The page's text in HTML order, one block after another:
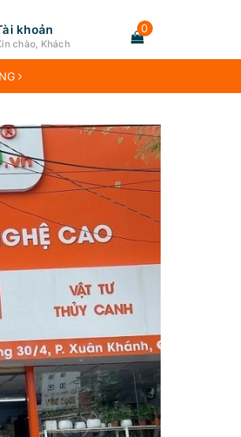
khoản
chào, Khách
0